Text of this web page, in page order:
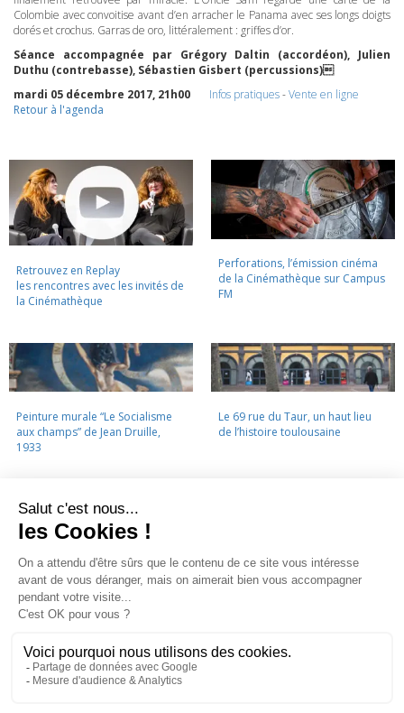
Colombie avec convoitise avant d’en arracher le Panama avec ses longs doigts
dorés et crochus. Garras de oro, littéralement : griffes d’or.
Séance accompagnée par Grégory Daltin (accordéon), Julien
Duthu (contrebasse), Sébastien Gisbert (percussions)
mardi 05 décembre 2017, 21h00
Infos pratiques-Vente en ligne
Retour à l'agenda
Retrouvez en Replay
les rencontres avec les invités de
la Cinémathèque
Perforations, l’émission cinéma
de la Cinémathèque sur Campus
FM
Peinture murale “Le Socialisme
aux champs” de Jean Druille,
1933
Le 69 rue du Taur, un haut lieu
de l’histoire toulousaine
LA CINÉMATHÈQUE · CONTACTS · LETTRE D'INFORMATION ·
PARTENAIRES
La Cinémathèque de Toulouse